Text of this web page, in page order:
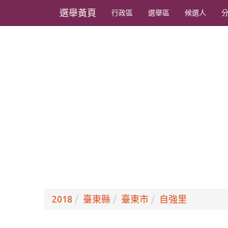
選舉黃頁 行政區 選舉區 候選人
2018 臺東縣 臺東市 自強里